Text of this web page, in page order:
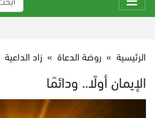
الرئيسية » روضة الدعاة » زاد الداعية
الإيمان أولًا.. ودائمًا